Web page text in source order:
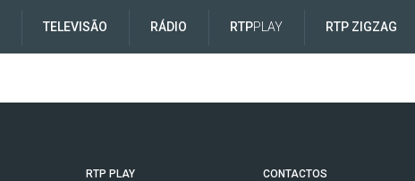
TELEVISÃO RÁDIO RTPPLAY RTP ZIGZAG
RTP PLAY
CONTACTOS